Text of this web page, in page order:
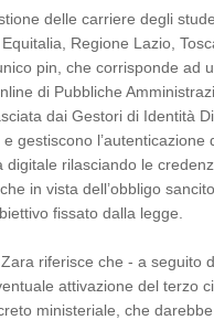
delle carriere degli
Regione Lazio,
pin, che corrisponde ad
di Pubbliche
dai Gestori di Identità
gestiscono
digitale rilasciando le
in vista dell’obbligo
fissato dalla legge.
riferisce che - a seguito
attivazione del terzo
ministeriale, che